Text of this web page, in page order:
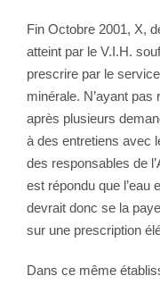
Fin Octobre 2001, X,
atteint par le V.I.H.
prescrire par le
minérale. N’ayant
après plusieurs
à des entretiens avec
des responsables de
est répondu que l’eau
devrait donc se la
sur une prescription
Dans ce même